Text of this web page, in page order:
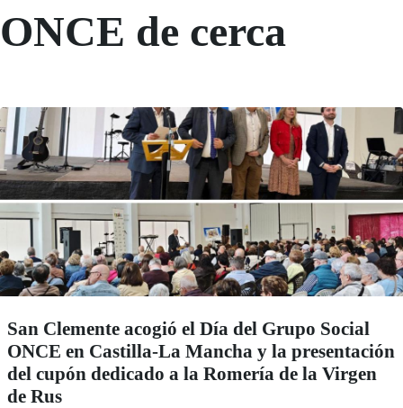
ONCE de cerca
San Clemente acogió el Día del Grupo Social
ONCE en Castilla-La Mancha y la presentación
del cupón dedicado a la Romería de la Virgen
de Rus